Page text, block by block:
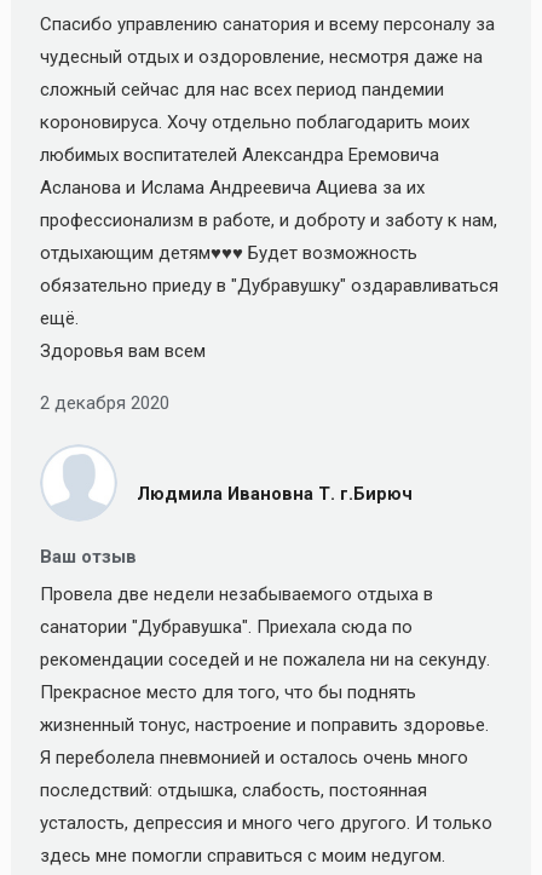
Спасибо управлению санатория и всему персоналу за
чудесный отдых и оздоровление, несмотря даже на
сложный сейчас для нас всех период пандемии
короновируса. Хочу отдельно поблагодарить моих
любимых воспитателей Александра Еремовича
Асланова и Ислама Андреевича Ациева за их
профессионализм в работе, и доброту и заботу к нам,
отдыхающим детям♥️♥️♥️ Будет возможность
обязательно приеду в "Дубравушку" оздаравливаться
ещё.
Здоровья вам всем
2 декабря 2020
Людмила Ивановна Т. г.Бирюч
Ваш отзыв
Провела две недели незабываемого отдыха в
санатории "Дубравушка". Приехала сюда по
рекомендации соседей и не пожалела ни на секунду.
Прекрасное место для того, что бы поднять
жизненный тонус, настроение и поправить здоровье.
Я переболела пневмонией и осталось очень много
последствий: отдышка, слабость, постоянная
усталость, депрессия и много чего другого. И только
здесь мне помогли справиться с моим недугом.